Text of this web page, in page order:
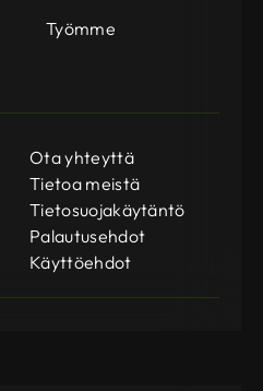
Työmme
Ota yhteyttä
Tietoa meistä
Tietosuojakäytäntö
Palautusehdot
Käyttöehdot